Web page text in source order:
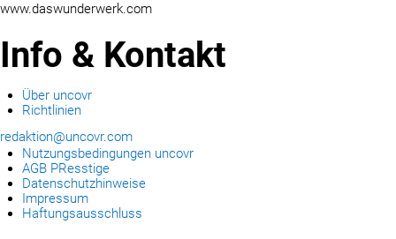
www.daswunderwerk.com
Info & Kontakt
Über uncovr
Richtlinien
redaktion@uncovr.com
Nutzungsbedingungen uncovr
AGB PResstige
Datenschutzhinweise
Impressum
Haftungsausschluss